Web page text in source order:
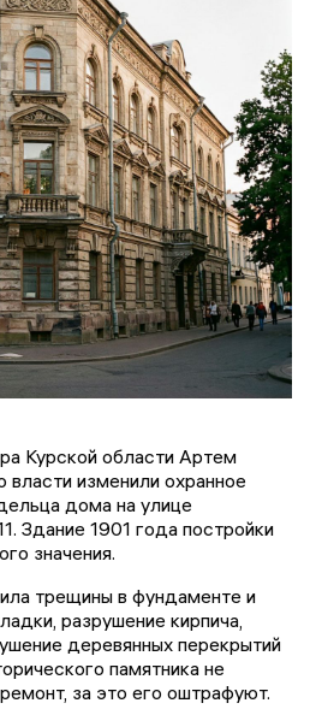
Курской области Артем
изменили охранное
дома на улице
Здание 1901 года постройки
значения.
трещины в фундаменте и
разрушение кирпича,
деревянных перекрытий
памятника не
за это его оштрафуют.